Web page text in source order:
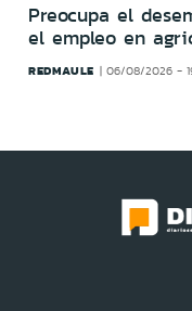
Preocupa el
el empleo en
REDMAULE 06/08/2026 -